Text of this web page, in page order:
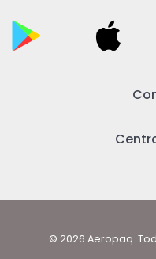
© 2026 Aeropaq.